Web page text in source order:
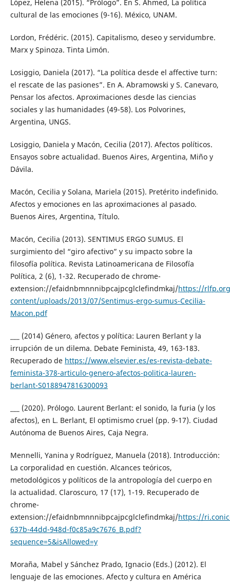
López, Helena (2015). “Prólogo”. En S. Ahmed, La política
cultural de las emociones (9-16). México, UNAM.
Lordon, Frédéric. (2015). Capitalismo, deseo y servidumbre.
Marx y Spinoza. Tinta Limón.
Losiggio, Daniela (2017). “La política desde el affective turn:
el rescate de las pasiones”. En A. Abramowski y S. Canevaro,
Pensar los afectos. Aproximaciones desde las ciencias
sociales y las humanidades (49-58). Los Polvorines,
Argentina, UNGS.
Losiggio, Daniela y Macón, Cecilia (2017). Afectos políticos.
Ensayos sobre actualidad. Buenos Aires, Argentina, Miño y
Dávila.
Macón, Cecilia y Solana, Mariela (2015). Pretérito indefinido.
Afectos y emociones en las aproximaciones al pasado.
Buenos Aires, Argentina, Título.
Macón, Cecilia (2013). SENTIMUS ERGO SUMUS. El
surgimiento del “giro afectivo” y su impacto sobre la
filosofía política. Revista Latinoamericana de Filosofía
Política, 2 (6), 1-32. Recuperado de chrome-
extension://efaidnbmnnnibpcajpcglclefindmkaj/https://
content/uploads/2013/07/Sentimus-ergo-sumus-Cecilia-
Macon.pdf
___ (2014) Género, afectos y política: Lauren Berlant y la
irrupción de un dilema. Debate Feminista, 49, 163-183.
Recuperado de https://www.elsevier.es/es-revista-debate-
feminista-378-articulo-genero-afectos-politica-lauren-
berlant-S0188947816300093
___ (2020). Prólogo. Laurent Berlant: el sonido, la furia (y los
afectos), en L. Berlant, El optimismo cruel (pp. 9-17). Ciudad
Autónoma de Buenos Aires, Caja Negra.
Mennelli, Yanina y Rodríguez, Manuela (2018). Introducción:
La corporalidad en cuestión. Alcances teóricos,
metodológicos y políticos de la antropología del cuerpo en
la actualidad. Claroscuro, 17 (17), 1-19. Recuperado de
chrome-
extension://efaidnbmnnnibpcajpcglclefindmkaj/https://
637b-44dd-948d-f0c85a9c7676_B.pdf?
sequence=5&isAllowed=y
Moraña, Mabel y Sánchez Prado, Ignacio (Eds.) (2012). El
lenguaje de las emociones. Afecto y cultura en América